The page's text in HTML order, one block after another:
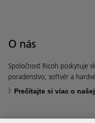
O nás
Spoločnosť Ricoh poskytuje
poradenstvo, softvér a
Prečítajte si viac o